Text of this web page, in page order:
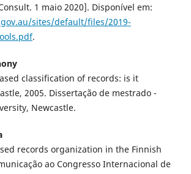
1 maio 2020]. Disponível em:
sites/default/files/2019-
.
classification of records: is it
2005. Dissertação de mestrado -
Newcastle.
records organization in the Finnish
ao Congresso Internacional de